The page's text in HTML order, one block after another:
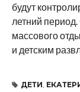
будут
летний
массового
и детским
ДЕТИ